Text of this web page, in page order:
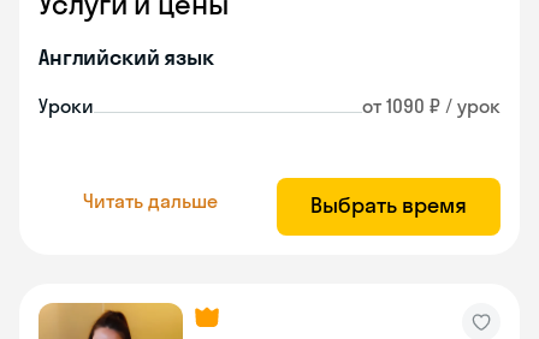
Английский язык
Уроки от 1090 ₽ / урок
Читать дальше Выбрать время